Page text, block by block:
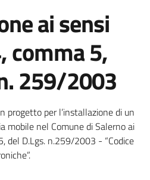
ai sensi
comma 5,
259/2003
notizia
progetto per l’installazione di un
mobile nel Comune di Salerno ai
del D.Lgs. n.259/2003 - “Codice